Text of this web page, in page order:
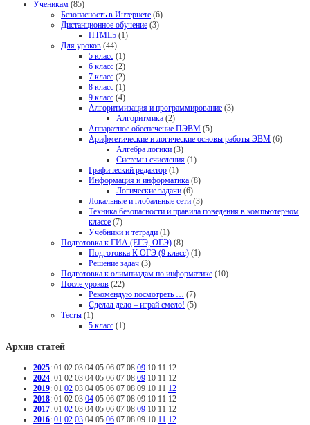
Ученикам (85)
Безопасность в Интернете (6)
Дистанционное обучение (3)
HTML5 (1)
Для уроков (44)
5 класс (1)
6 класс (2)
7 класс (2)
8 класс (1)
9 класс (4)
Алгоритмизация и программирование (3)
Алгоритмика (2)
Аппаратное обеспечение ПЭВМ (5)
Арифметические и логические основы работы ЭВМ (6)
Алгебра логики (3)
Системы счисления (1)
Графический редактор (1)
Информация и информатика (8)
Логические задачи (6)
Локальные и глобальные сети (3)
Техника безопасности и правила поведения в компьютерном
классе (7)
Учебники и тетради (1)
Подготовка к ГИА (ЕГЭ, ОГЭ) (8)
Подготовка К ОГЭ (9 класс) (1)
Решение задач (3)
Подготовка к олимпиадам по информатике (10)
После уроков (22)
Рекомендую посмотреть … (7)
Сделал дело – играй смело! (5)
Тесты (1)
5 класс (1)
Архив статей
2025: 01 02 03 04 05 06 07 08 09 10 11 12
2024: 01 02 03 04 05 06 07 08 09 10 11 12
2019: 01 02 03 04 05 06 07 08 09 10 11 12
2018: 01 02 03 04 05 06 07 08 09 10 11 12
2017: 01 02 03 04 05 06 07 08 09 10 11 12
2016: 01 02 03 04 05 06 07 08 09 10 11 12